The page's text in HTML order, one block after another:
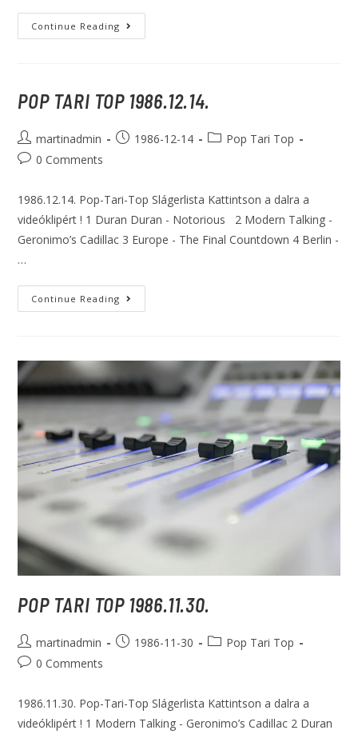
Continue Reading
POP TARI TOP 1986.12.14.
martinadmin 1986-12-14
Pop Tari Top
0 Comments
1986.12.14. Pop-Tari-Top Slágerlista Kattintson a dalra a
videóklipért ! 1 Duran Duran - Notorious 2 Modern Talking -
Geronimo’s Cadillac 3 Europe - The Final Countdown 4 Berlin -
…
Continue Reading
POP TARI TOP 1986.11.30.
martinadmin 1986-11-30
Pop Tari Top
0 Comments
1986.11.30. Pop-Tari-Top Slágerlista Kattintson a dalra a
videóklipért ! 1 Modern Talking - Geronimo’s Cadillac 2 Duran